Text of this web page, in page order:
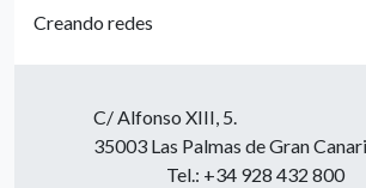
Creando redes
C/ Alfonso XIII, 5.
35003 Las Palmas de Gran
Tel.: +34 928 432 800